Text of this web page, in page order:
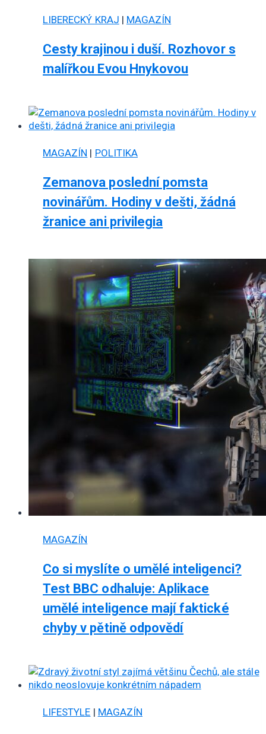
LIBERECKÝ KRAJ | MAGAZÍN
Cesty krajinou i duší. Rozhovor s
malířkou Evou Hnykovou
MAGAZÍN | POLITIKA
Zemanova poslední pomsta
novinářům. Hodiny v dešti, žádná
žranice ani privilegia
MAGAZÍN
Co si myslíte o umělé inteligenci?
Test BBC odhaluje: Aplikace
umělé inteligence mají faktické
chyby v pětině odpovědí
LIFESTYLE | MAGAZÍN